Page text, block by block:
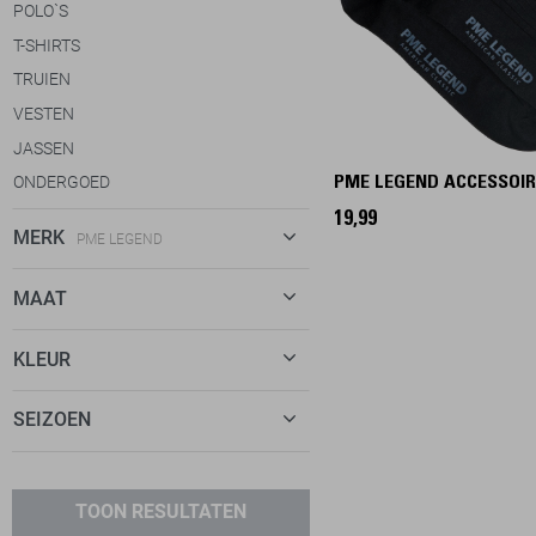
POLO`S
T-SHIRTS
TRUIEN
VESTEN
JASSEN
ONDERGOED
SJAALS
SCHOENEN
MERK PME LEGEND
FALKE 18
PME LEGEND
MAAT
NS
KLEUR
BLAUW
SEIZOEN
TOON RESULTATEN
PME LEGEND
19,99